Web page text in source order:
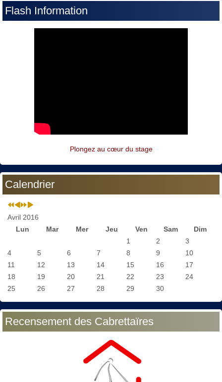
Flash Information
Plongez au cœur du stage
Calendrier
Avril 2016
Lun
Mar Mer Jeu Ven Sam
Dim
1
2
3
4
5 6 7 8 9
10
11
12 13 14 15 16
17
18
19 20 21 22 23
24
25
26 27 28 29 30
Recensement des Cabrettaïres